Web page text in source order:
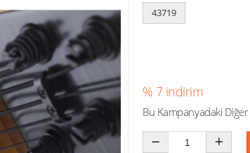
43719
% 7 indirim
Bu Kampanyadaki